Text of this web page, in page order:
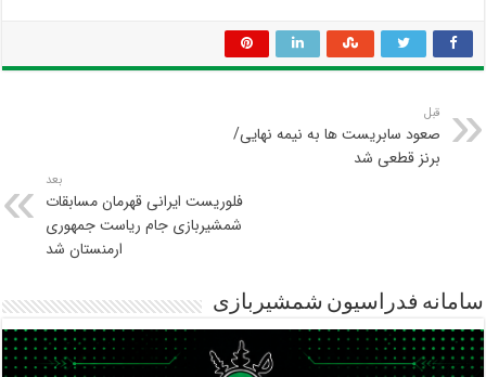
قبل
صعود سابریست ها به نیمه نهایی/
برنز قطعی شد
بعد
فلوریست ایرانی قهرمان مسابقات
شمشیربازی جام ریاست جمهوری
ارمنستان شد
سامانه فدراسیون شمشیربازی